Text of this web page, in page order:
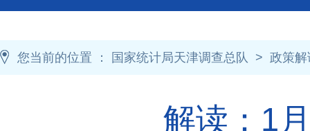
您当前的位置 ： 国家统计局天津调查总队 > 政策解
解读：1